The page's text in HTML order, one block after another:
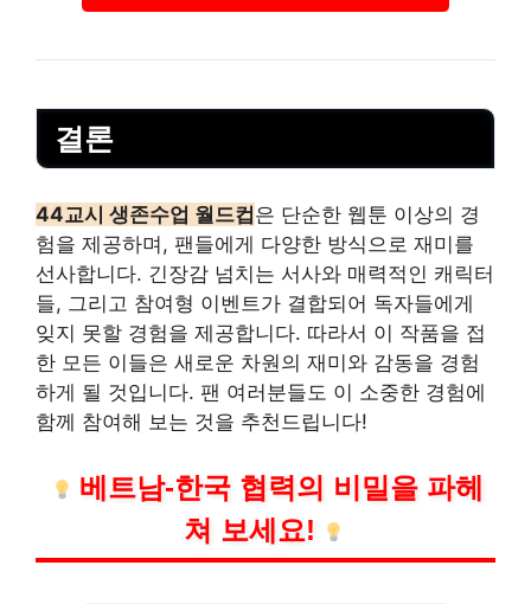
결론
44교시 생존수업 월드컵은 단순한 웹툰 이상의 경
험을 제공하며, 팬들에게 다양한 방식으로 재미를
선사합니다. 긴장감 넘치는 서사와 매력적인 캐릭터
들, 그리고 참여형 이벤트가 결합되어 독자들에게
잊지 못할 경험을 제공합니다. 따라서 이 작품을 접
한 모든 이들은 새로운 차원의 재미와 감동을 경험
하게 될 것입니다. 팬 여러분들도 이 소중한 경험에
함께 참여해 보는 것을 추천드립니다!
베트남-한국 협력의 비밀을 파헤
쳐 보세요!